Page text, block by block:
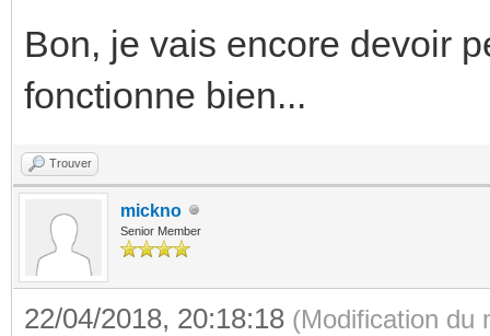
Bon, je vais encore devoir
fonctionne bien...
Trouver
mickno
Senior Member
22/04/2018, 20:18:18 (Modification du